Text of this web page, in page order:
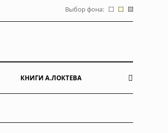
Выбор фона:
КНИГИ А.ЛОКТЕВА